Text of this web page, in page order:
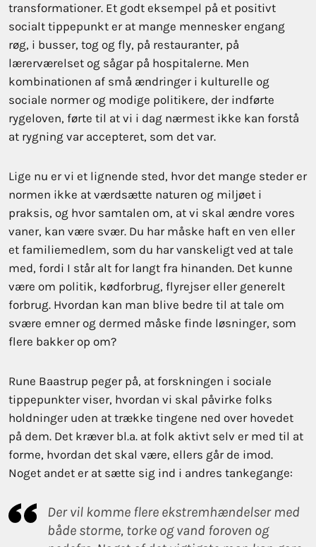
transformationer. Et godt eksempel på et positivt
socialt tippepunkt er at mange mennesker engang
røg, i busser, tog og fly, på restauranter, på
lærerværelset og sågar på hospitalerne. Men
kombinationen af små ændringer i kulturelle og
sociale normer og modige politikere, der indførte
rygeloven, førte til at vi i dag nærmest ikke kan forstå
at rygning var accepteret, som det var.
Lige nu er vi et lignende sted, hvor det mange steder er
normen ikke at værdsætte naturen og miljøet i
praksis, og hvor samtalen om, at vi skal ændre vores
vaner, kan være svær. Du har måske haft en ven eller
et familiemedlem, som du har vanskeligt ved at tale
med, fordi I står alt for langt fra hinanden. Det kunne
være om politik, kødforbrug, flyrejser eller generelt
forbrug. Hvordan kan man blive bedre til at tale om
svære emner og dermed måske finde løsninger, som
flere bakker op om?
Rune Baastrup peger på, at forskningen i sociale
tippepunkter viser, hvordan vi skal påvirke folks
holdninger uden at trække tingene ned over hovedet
på dem. Det kræver bl.a. at folk aktivt selv er med til at
forme, hvordan det skal være, ellers går de imod.
Noget andet er at sætte sig ind i andres tankegange:
Der vil komme flere ekstremhændelser med
både storme, tørke og vand foroven og